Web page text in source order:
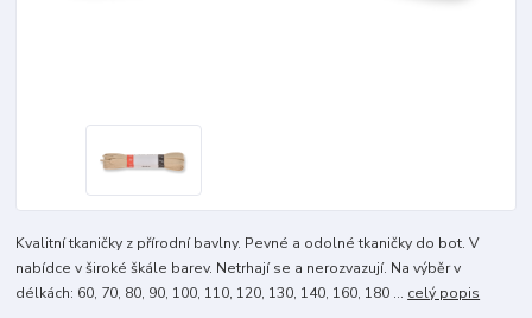
Kvalitní tkaničky z přírodní bavlny. Pevné a odolné tkaničky do bot. V
nabídce v široké škále barev. Netrhají se a nerozvazují. Na výběr v
délkách: 60, 70, 80, 90, 100, 110, 120, 130, 140, 160, 180 ... celý popis